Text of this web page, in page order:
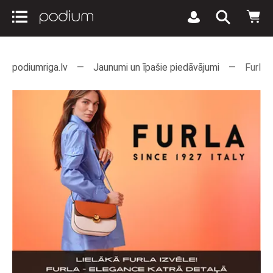
podiumriga.lv Jaunumi un īpašie piedāvājumi Furla